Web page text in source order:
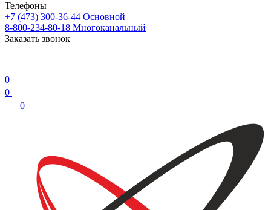
Телефоны
+7 (473) 300-36-44 Основной
8-800-234-80-18 Многоканальный
Заказать звонок
0
0
0